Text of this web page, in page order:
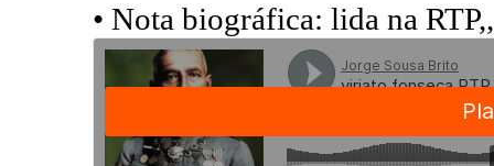
• Nota biográfica: lida na